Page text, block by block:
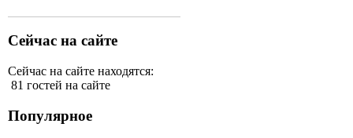
Сейчас на сайте
Сейчас на сайте находятся:
81 гостей на сайте
Популярное